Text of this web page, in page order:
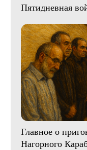
Пятидневная
Главное о
Нагорного